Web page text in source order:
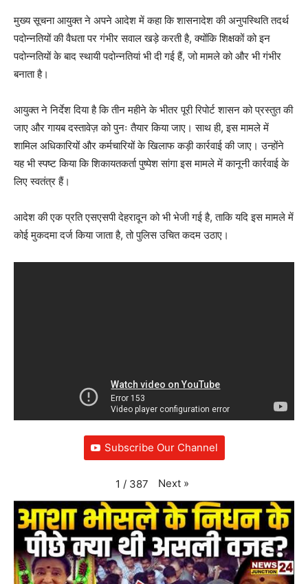
मुख्य सूचना आयुक्त ने अपने आदेश में कहा कि शासनादेश की अनुपस्थिति तदर्थ
पदोन्नतियों की वैधता पर गंभीर सवाल खड़े करती है, क्योंकि शिक्षकों को इन
पदोन्नतियों के बाद स्थायी पदोन्नतियां भी दी गई हैं, जो मामले को और भी गंभीर
बनाता है।
आयुक्त ने निर्देश दिया है कि तीन महीने के भीतर पूरी रिपोर्ट शासन को प्रस्तुत की
जाए और गायब दस्तावेज़ को पुनः तैयार किया जाए। साथ ही, इस मामले में
शामिल अधिकारियों और कर्मचारियों के खिलाफ कड़ी कार्रवाई की जाए। उन्होंने
यह भी स्पष्ट किया कि शिकायतकर्ता पुष्पेश सांगा इस मामले में कानूनी कार्रवाई के
लिए स्वतंत्र हैं।
आदेश की एक प्रति एसएसपी देहरादून को भी भेजी गई है, ताकि यदि इस मामले में
कोई मुकदमा दर्ज किया जाता है, तो पुलिस उचित कदम उठाए।
Subscribe Our Channel
1 / 387 Next »